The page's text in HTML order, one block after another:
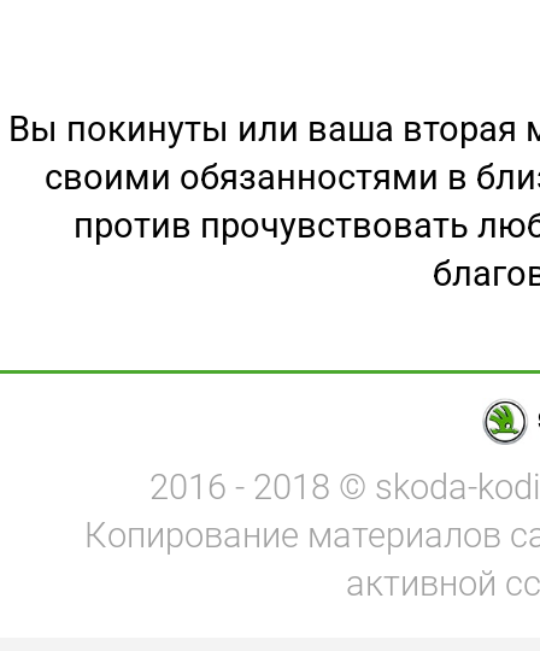
Вы покинуты или ваша вторая
своими обязанностями в
против прочувствовать
2016 - 2018 © skoda-
Копирование материалов
активной